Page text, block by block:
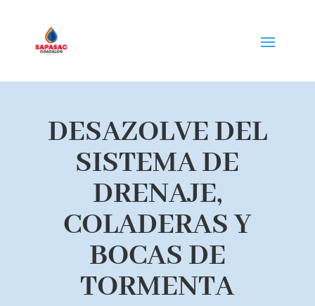
DESAZOLVE DEL
SISTEMA DE
DRENAJE,
COLADERAS Y
BOCAS DE
TORMENTA